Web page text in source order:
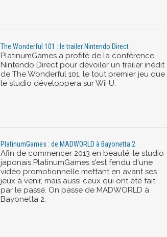
The Wonderful 101 : le trailer Nintendo Direct
PlatinumGames a profité de la conférence
Nintendo Direct pour dévoiler un trailer inédit
de The Wonderful 101, le tout premier jeu que
le studio développera sur Wii U.
PlatinumGames : de MADWORLD à Bayonetta 2
Afin de commencer 2013 en beauté, le studio
japonais PlatinumGames s'est fendu d'une
vidéo promotionnelle mettant en avant ses
jeux à venir, mais aussi ceux qui ont été fait
par le passé. On passe de MADWORLD à
Bayonetta 2.